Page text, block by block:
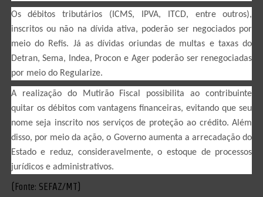
Os débitos tributários (ICMS, IPVA, ITCD, entre outros),
inscritos ou não na dívida ativa, poderão ser negociados por
meio do Refis. Já as dívidas oriundas de multas e taxas do
Detran, Sema, Indea, Procon e Ager poderão ser renegociadas
por meio do Regularize.
A realização do Mutirão Fiscal possibilita ao contribuinte
quitar os débitos com vantagens financeiras, evitando que seu
nome seja inscrito nos serviços de proteção ao crédito. Além
disso, por meio da ação, o Governo aumenta a arrecadação do
Estado e reduz, consideravelmente, o estoque de processos
jurídicos e administrativos.
(Fonte: SEFAZ/MT)